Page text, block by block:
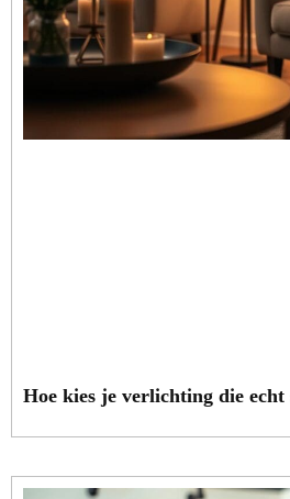
Hoe kies je verlichting die echt